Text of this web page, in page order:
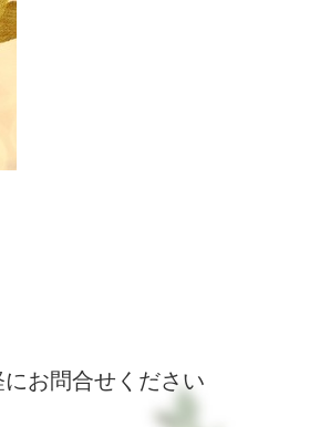
にお問合せください